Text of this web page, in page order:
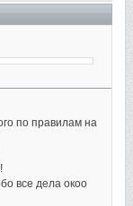
по правилам на
все дела окоо